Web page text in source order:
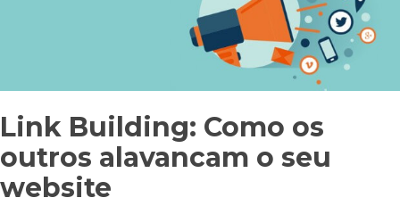
Link Building: Como os
outros alavancam o seu
website